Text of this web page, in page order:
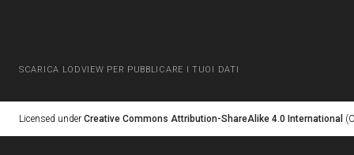
SCARICA LODVIEW PER PUBBLICARE I TUOI DATI
Licensed under Creative Commons Attribution-ShareAlike 4.0 International